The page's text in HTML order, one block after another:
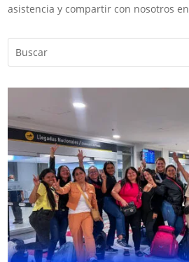
asistencia y compartir con nosotros